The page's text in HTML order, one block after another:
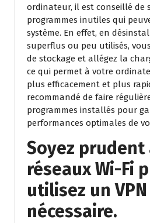
ordinateur, il est conseillé de
programmes inutiles qui
système. En effet, en
superflus ou peu utilisés,
de stockage et allégez la
ce qui permet à votre
plus efficacement et plus
recommandé de faire
programmes installés pour
performances optimales de
Soyez prudent
réseaux Wi-Fi
utilisez un
nécessaire.